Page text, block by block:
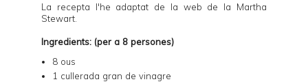
La recepta l'he adaptat de la web de la Martha
Stewart
Ingredients: (per a 8 persones)
8 ous
1 cullerada gran de vinagre